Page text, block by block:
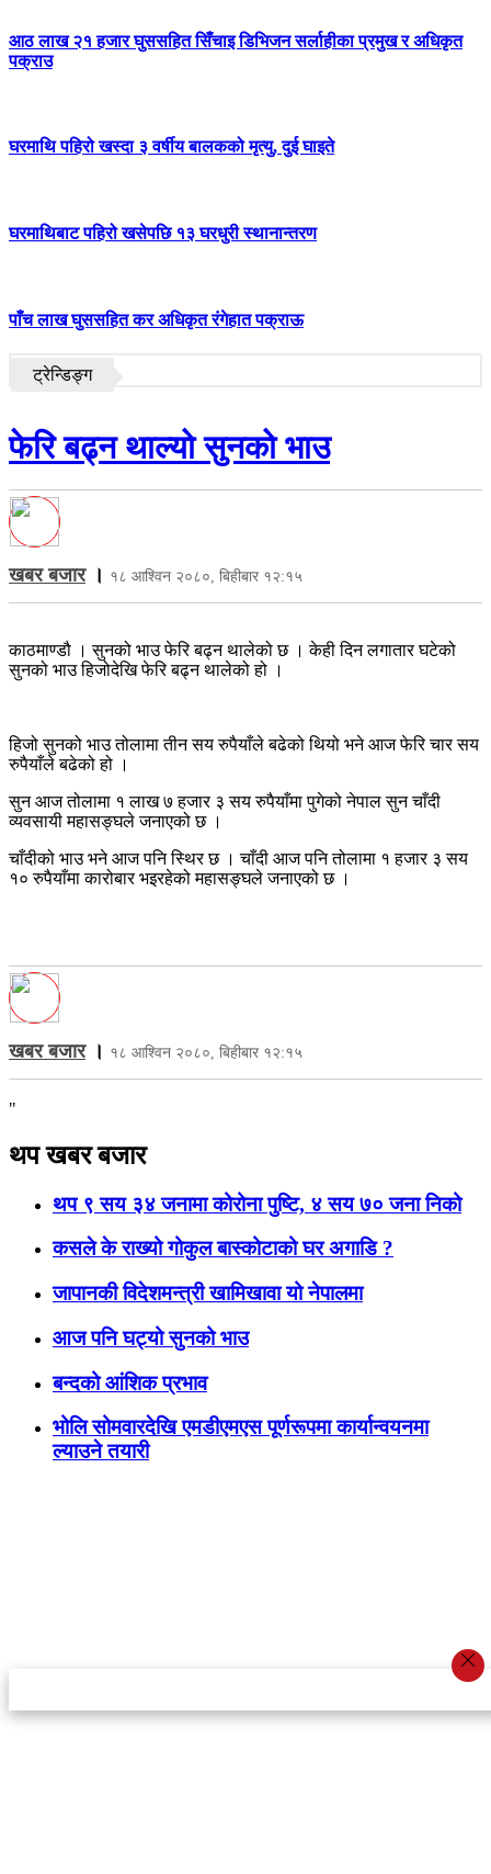
आठ लाख २१ हजार घुससहित सिँचाइ डिभिजन सर्लाहीका प्रमुख र अधिकृत
पक्राउ
घरमाथि पहिरो खस्दा ३ वर्षीय बालकको मृत्यु, दुई घाइते
घरमाथिबाट पहिरो खसेपछि १३ घरधुरी स्थानान्तरण
पाँच लाख घुससहित कर अधिकृत रंगेहात पक्राऊ
ट्रेन्डिङ्ग
फेरि बढ्न थाल्यो सुनको भाउ
खबर बजार। १८ आश्विन २०८०, बिहीबार १२:१५
काठमाण्डौ । सुनको भाउ फेरि बढ्न थालेको छ । केही दिन लगातार घटेको
सुनको भाउ हिजोदेखि फेरि बढ्न थालेको हो ।
हिजो सुनको भाउ तोलामा तीन सय रुपैयाँले बढेको थियो भने आज फेरि चार सय
रुपैयाँले बढेको हो ।
सुन आज तोलामा १ लाख ७ हजार ३ सय रुपैयाँमा पुगेको नेपाल सुन चाँदी
व्यवसायी महासङ्घले जनाएको छ ।
चाँदीको भाउ भने आज पनि स्थिर छ । चाँदी आज पनि तोलामा १ हजार ३ सय
१० रुपैयाँमा कारोबार भइरहेको महासङ्घले जनाएको छ ।
खबर बजार। १८ आश्विन २०८०, बिहीबार १२:१५
"
थप खबर बजार
थप ९ सय ३४ जनामा कोरोना पुष्टि, ४ सय ७० जना निको
कसले के राख्यो गोकुल बास्कोटाको घर अगाडि ?
जापानकी विदेशमन्त्री खामिखावा यो नेपालमा
आज पनि घट्यो सुनको भाउ
बन्दको आंशिक प्रभाव
भोलि सोमवारदेखि एमडीएमएस पूर्णरूपमा कार्यान्वयनमा
ल्याउने तयारी